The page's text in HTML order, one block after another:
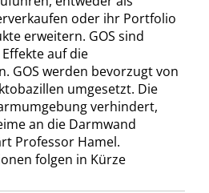
oder ihr Portfolio
erweitern. GOS sind
auf die
GOS werden bevorzugt von
umgesetzt. Die
verhindert,
an die Darmwand
Professor Hamel.
folgen in Kürze